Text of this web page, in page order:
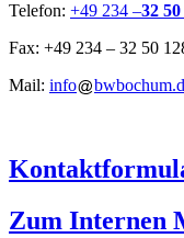
Telefon: +49 234 –32
Fax: +49 234 – 32 50
Mail: info
Zum Internen